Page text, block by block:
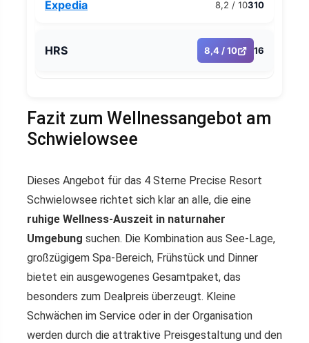
Expedia 8,2 / 10310
HRS 8,4 / 10 16
Fazit zum Wellnessangebot am
Schwielowsee
Dieses Angebot für das 4 Sterne Precise Resort
Schwielowsee richtet sich klar an alle, die eine
ruhige Wellness-Auszeit in naturnaher
Umgebung suchen. Die Kombination aus See-Lage,
großzügigem Spa-Bereich, Frühstück und Dinner
bietet ein ausgewogenes Gesamtpaket, das
besonders zum Dealpreis überzeugt. Kleine
Schwächen im Service oder in der Organisation
werden durch die attraktive Preisgestaltung und den